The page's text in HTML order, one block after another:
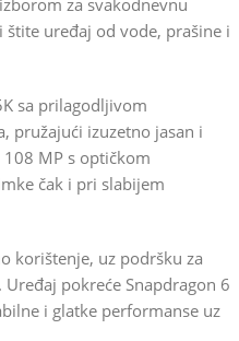
za svakodnevnu
štite uređaj od vode, prašine i
sa prilagodljivom
pružajući izuzetno jasan i
MP s optičkom
čak i pri slabijem
korištenje, uz podršku za
pokreće Snapdragon 6
i glatke performanse uz